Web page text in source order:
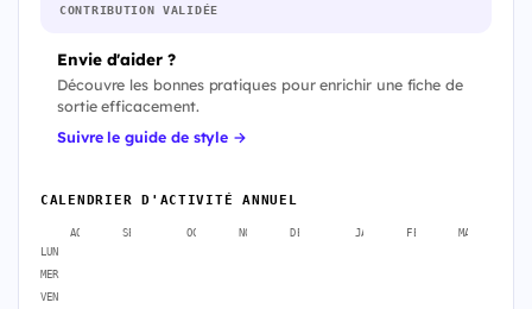
CONTRIBUTION VALIDÉE
Envie d'aider ?
Découvre les bonnes pratiques pour enrichir une fiche de
sortie efficacement.
Suivre le guide de style →
CALENDRIER D'ACTIVITÉ ANNUEL
AOÛT SEPT. OCT. NOV. DÉC. JANV. FÉVR. MARS
LUN
MER
VEN